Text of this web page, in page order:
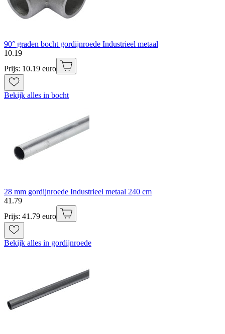
90° graden bocht gordijnroede Industrieel metaal
10.19
Prijs: 10.19 euro
Bekijk alles in bocht
28 mm gordijnroede Industrieel metaal 240 cm
41 .79
Prijs: 41.79 euro
Bekijk alles in gordijnroede